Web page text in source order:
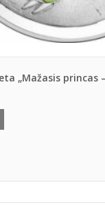
„Mažasis princas